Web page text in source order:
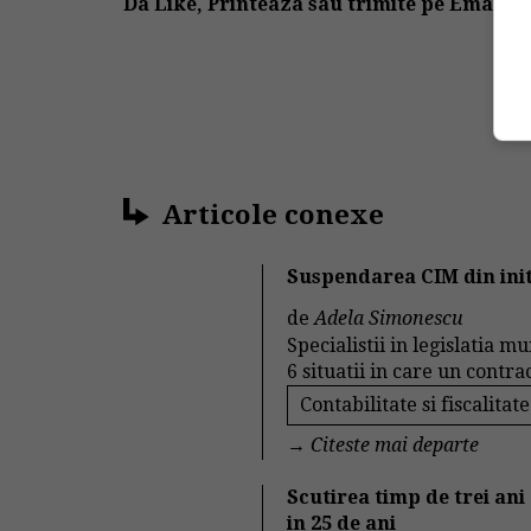
Articole conexe
Suspendarea CIM din
deAdela Simonescu
Specialistii in legislatia
6 situatii in care un
Contabilitate si fiscalitate
→ Citeste mai departe
Scutirea timp de trei
in 25 de ani